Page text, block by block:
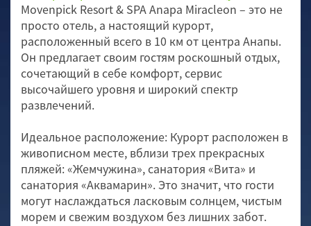
Movenpick Resort & SPA Anapa Miracleon – это не
просто отель, а настоящий курорт,
расположенный всего в 10 км от центра Анапы.
Он предлагает своим гостям роскошный отдых,
сочетающий в себе комфорт, сервис
высочайшего уровня и широкий спектр
развлечений.
Идеальное расположение: Курорт расположен в
живописном месте, вблизи трех прекрасных
пляжей: «Жемчужина», санатория «Вита» и
санатория «Аквамарин». Это значит, что гости
могут наслаждаться ласковым солнцем, чистым
морем и свежим воздухом без лишних забот.